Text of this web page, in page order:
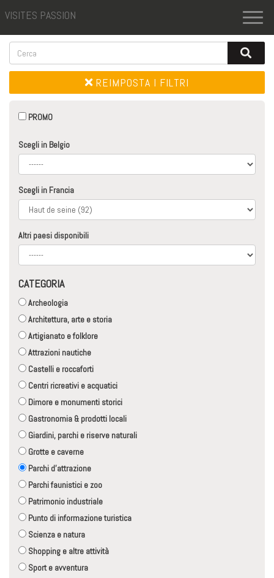
VISITES PASSION
REIMPOSTA I FILTRI
PROMO
Scegli in Belgio
Scegli in Francia
Altri paesi disponibili
CATEGORIA
Archeologia
Architettura, arte e storia
Artigianato e folklore
Attrazioni nautiche
Castelli e roccaforti
Centri ricreativi e acquatici
Dimore e monumenti storici
Gastronomia & prodotti locali
Giardini, parchi e riserve naturali
Grotte e caverne
Parchi d'attrazione
Parchi faunistici e zoo
Patrimonio industriale
Punto di informazione turistica
Scienza e natura
Shopping e altre attività
Sport e avventura